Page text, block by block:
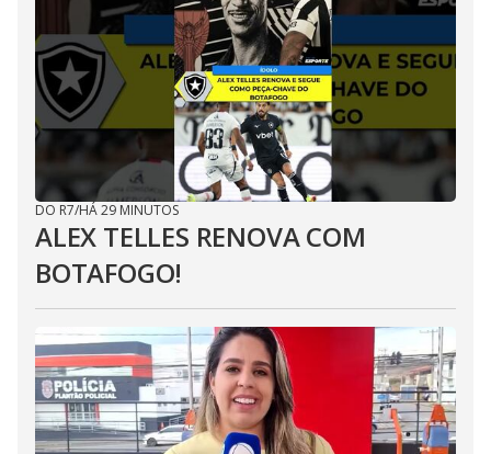
DO R7/HÁ 29 MINUTOS
ALEX TELLES RENOVA COM
BOTAFOGO!